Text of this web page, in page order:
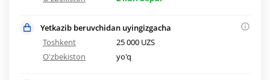
Yetkazib beruvchidan uyingizgacha
Toshkent
25 000 UZS
O'zbekiston
yo'q